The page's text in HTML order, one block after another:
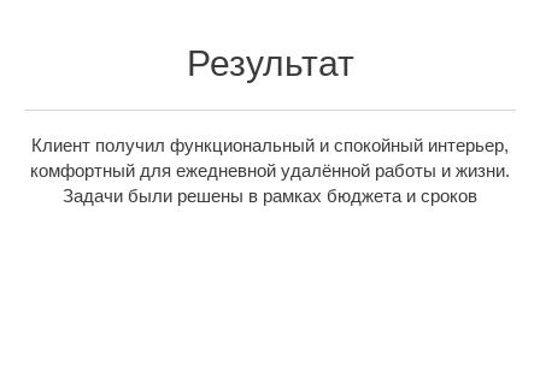
Результат
Клиент получил функциональный и спокойный интерьер,
комфортный для ежедневной удалённой работы и жизни.
Задачи были решены в рамках бюджета и сроков